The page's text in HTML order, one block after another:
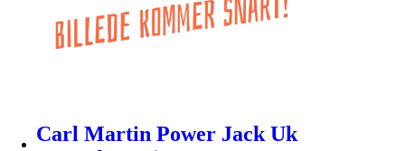
Carl Martin Power Jack Uk